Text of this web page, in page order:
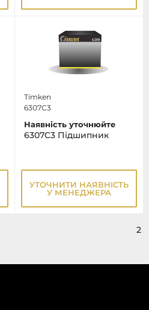
Timken
6307C3
Наявність уточнюйте
6307C3 Підшипник
УТОЧНИТИ НАЯВНІСТЬ
У МЕНЕДЖЕРА
2